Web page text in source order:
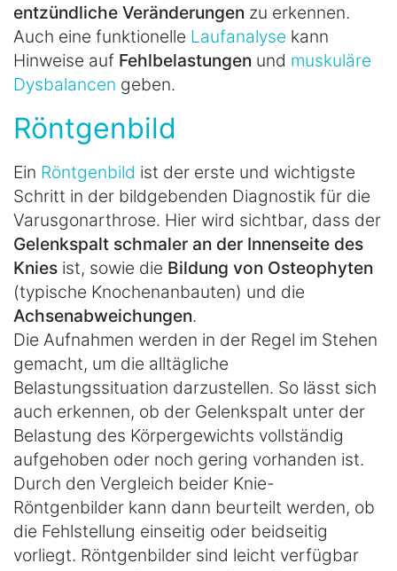
entzündliche Veränderungen zu erkennen.
Auch eine funktionelle Laufanalyse kann
Hinweise auf Fehlbelastungen und muskuläre
Dysbalancen geben.
Röntgenbild
Ein Röntgenbild ist der erste und wichtigste
Schritt in der bildgebenden Diagnostik für die
Varusgonarthrose. Hier wird sichtbar, dass der
Gelenkspalt schmaler an der Innenseite des
Knies ist, sowie die Bildung von Osteophyten
(typische Knochenanbauten) und die
Achsenabweichungen.
Die Aufnahmen werden in der Regel im Stehen
gemacht, um die alltägliche
Belastungssituation darzustellen. So lässt sich
auch erkennen, ob der Gelenkspalt unter der
Belastung des Körpergewichts vollständig
aufgehoben oder noch gering vorhanden ist.
Durch den Vergleich beider Knie-
Röntgenbilder kann dann beurteilt werden, ob
die Fehlstellung einseitig oder beidseitig
vorliegt. Röntgenbilder sind leicht verfügbar